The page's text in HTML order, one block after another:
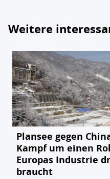
Weitere
Plansee gegen
Kampf um einen
Europas Industrie
braucht